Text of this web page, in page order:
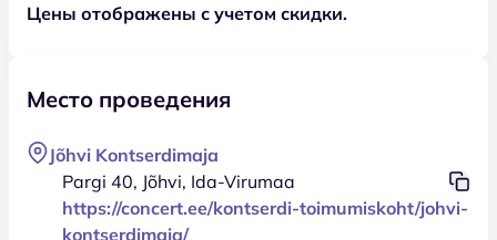
Цены отображены с учетом скидки.
Место проведения
Jõhvi Kontserdimaja
Pargi 40, Jõhvi, Ida-Virumaa
https://concert.ee/kontserdi-toimumiskoht/johvi-
kontserdimaja/